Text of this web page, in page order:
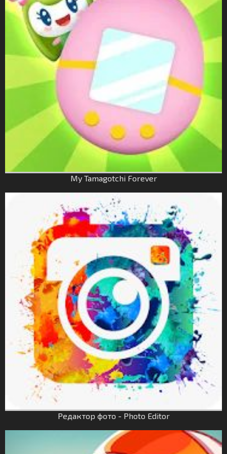
My Tamagotchi Forever
Редактор фото - Photo Editor